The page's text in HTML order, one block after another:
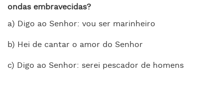
ondas embravecidas?
a) Digo ao Senhor: vou ser marinheiro
b) Hei de cantar o amor do Senhor
c) Digo ao Senhor: serei pescador de homens